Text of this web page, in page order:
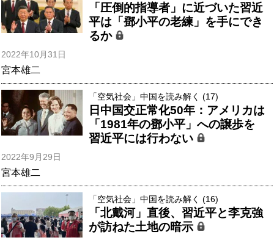
「圧倒的指導者」に近づいた習近
平は「鄧小平の老練」を手にでき
るか
2022年10月31日
宮本雄二
「空気社会」中国を読み解く (17)
日中国交正常化50年：アメリカは
「1981年の鄧小平」への譲歩を
習近平には行わない
2022年9月29日
宮本雄二
「空気社会」中国を読み解く (16)
「北戴河」直後、習近平と李克強
が訪ねた土地の暗示